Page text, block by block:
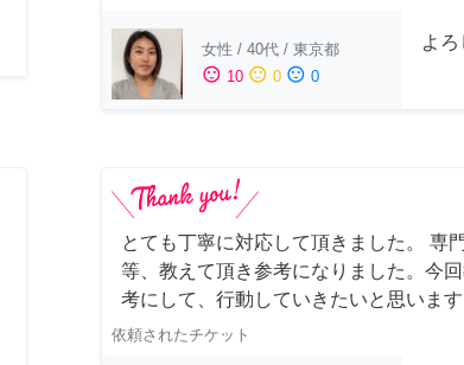
女性 / 40代 / 東京都
sentiment_satisfied 10 sentiment_neutral 0 sentiment_dissatisfied 0
よろ
とても丁寧に対応して頂きました。 専
等、教えて頂き参考になりました。今
考にして、行動していきたいと思います
依頼されたチケット